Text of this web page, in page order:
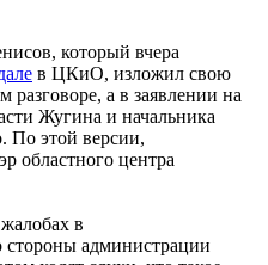
который вчера
в ЦКиО, изложил свою
а в заявлении на
Жугина и начальника
этой версии,
областного центра
в
стороны администрации